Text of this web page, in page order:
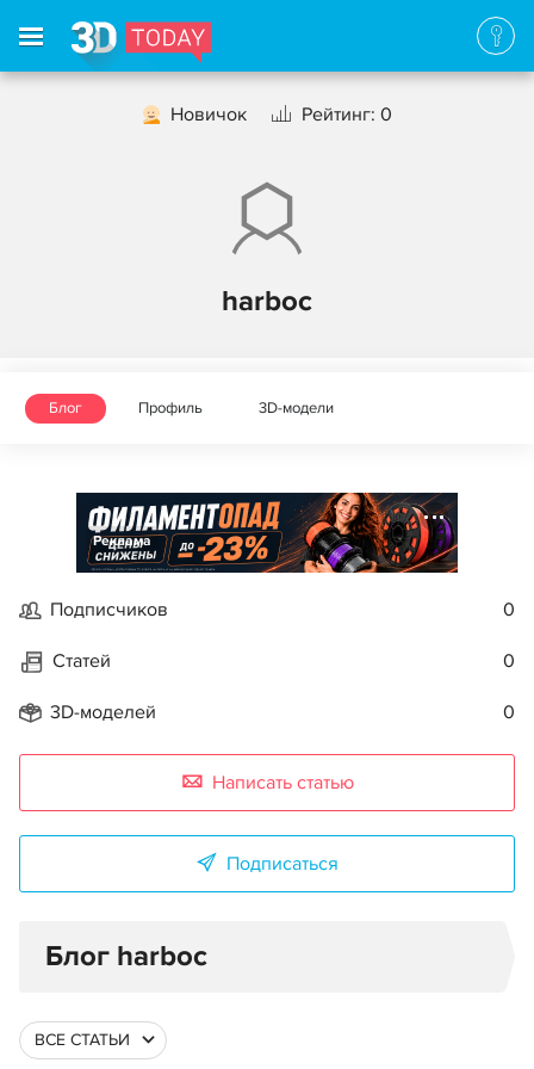
Новичок Рейтинг: 0
harboc
Блог Профиль 3D-модели
Реклама
Подписчиков 0
Статей 0
3D-моделей 0
Написать статью
Подписаться
Блог harboc
ВСЕ СТАТЬИ